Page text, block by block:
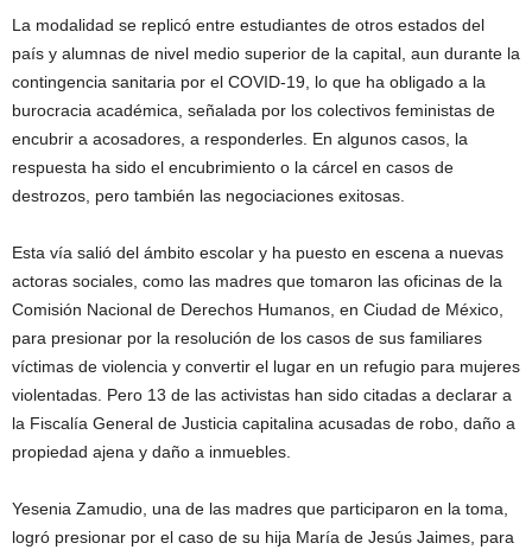
La modalidad se replicó entre estudiantes de otros estados del
país y alumnas de nivel medio superior de la capital, aun durante la
contingencia sanitaria por el COVID-19, lo que ha obligado a la
burocracia académica, señalada por los colectivos feministas de
encubrir a acosadores, a responderles. En algunos casos, la
respuesta ha sido el encubrimiento o la cárcel en casos de
destrozos, pero también las negociaciones exitosas.
Esta vía salió del ámbito escolar y ha puesto en escena a nuevas
actoras sociales, como las madres que tomaron las oficinas de la
Comisión Nacional de Derechos Humanos, en Ciudad de México,
para presionar por la resolución de los casos de sus familiares
víctimas de violencia y convertir el lugar en un refugio para mujeres
violentadas. Pero 13 de las activistas han sido citadas a declarar a
la Fiscalía General de Justicia capitalina acusadas de robo, daño a
propiedad ajena y daño a inmuebles.
Yesenia Zamudio, una de las madres que participaron en la toma,
logró presionar por el caso de su hija María de Jesús Jaimes, para